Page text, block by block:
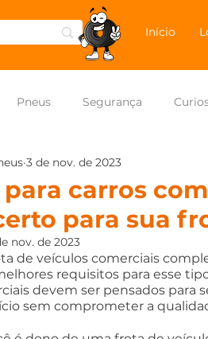
Início
Pneus Segurança
NASCAR Brasil
para carros
para sua
3 de nov. de 2023
nov. de 2023
de veículos comerciais
requisitos para esse
devem ser pensados para
sem comprometer a